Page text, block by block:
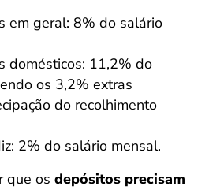
em geral: 8% do salário
domésticos: 11,2% do
os 3,2% extras
do recolhimento
2% do salário mensal.
que os depósitos precisam